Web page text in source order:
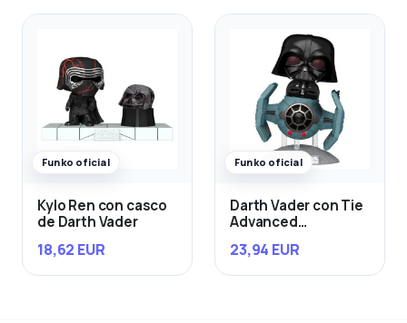
Funko oficial
Kylo Ren con casco
de Darth Vader
18,62 EUR
Funko oficial
Darth Vader con Tie
Advanced
23,94 EUR